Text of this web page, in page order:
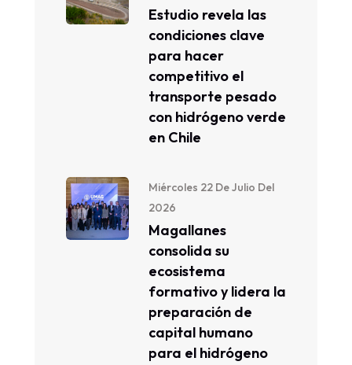
Estudio revela las
condiciones clave
para hacer
competitivo el
transporte pesado
con hidrógeno verde
en Chile
Miércoles 22 De Julio Del
2026
Magallanes
consolida su
ecosistema
formativo y lidera la
preparación de
capital humano
para el hidrógeno